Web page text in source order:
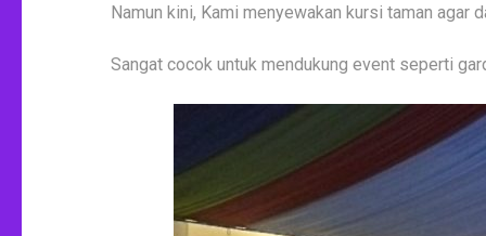
Namun kini, Kami menyewakan kursi taman
Sangat cocok untuk mendukung event seperti